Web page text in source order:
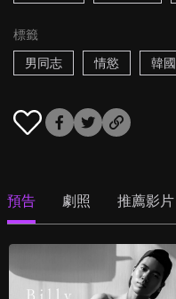
標籤
男同志
情慾 韓國
預告 劇照 推薦影片